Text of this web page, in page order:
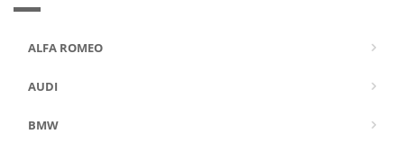
ALFA ROMEO
AUDI
BMW